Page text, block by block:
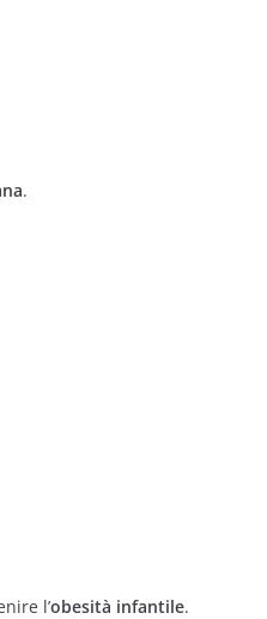
.
l’obesità infantile.